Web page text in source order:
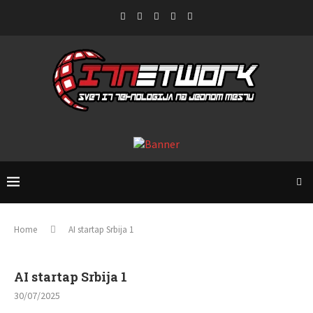
Home AI startap Srbija 1
AI startap Srbija 1
30/07/2025